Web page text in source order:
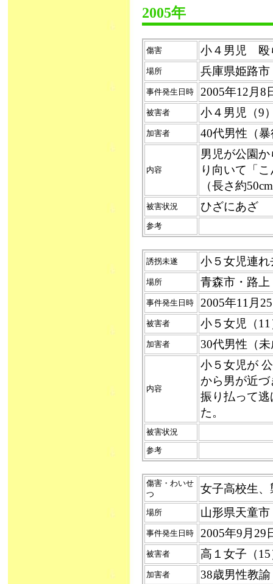
2005年
傷害 小４男児 殴
場所 兵庫県姫路市
事件発生日時 2005年12月
被害者 小４男児（
加害者 40代男性（
内容
男児が公園
り向いて「
（長さ約
被害状況 ひざにあざ
参考
誘拐未遂 小５女児連れ
場所 青森市・路上
事件発生日時 2005年11月
被害者 小５女児（
加害者 30代男性（
内容
小５女児が
から男が近
振り払って
た。
被害状況
参考
傷害・わいせ
つ
女子高校生、
場所 山形県天童市
事件発生日時 2005年9月
被害者 高１女子（
加害者 38歳男性教